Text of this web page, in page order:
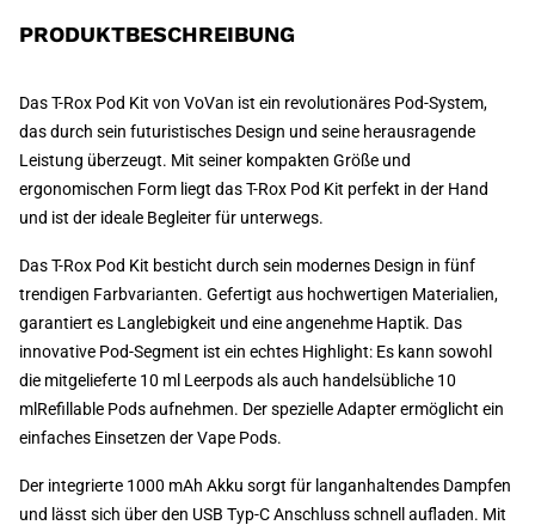
PRODUKTBESCHREIBUNG
Das T-Rox Pod Kit von VoVan ist ein revolutionäres Pod-System,
das durch sein futuristisches Design und seine herausragende
Leistung überzeugt. Mit seiner kompakten Größe und
ergonomischen Form liegt das T-Rox Pod Kit perfekt in der Hand
und ist der ideale Begleiter für unterwegs.
Das T-Rox Pod Kit besticht durch sein modernes Design in fünf
trendigen Farbvarianten. Gefertigt aus hochwertigen Materialien,
garantiert es Langlebigkeit und eine angenehme Haptik. Das
innovative Pod-Segment ist ein echtes Highlight: Es kann sowohl
die mitgelieferte 10 ml Leerpods als auch handelsübliche 10
mlRefillable Pods aufnehmen. Der spezielle Adapter ermöglicht ein
einfaches Einsetzen der Vape Pods.
Der integrierte 1000 mAh Akku sorgt für langanhaltendes Dampfen
und lässt sich über den USB Typ-C Anschluss schnell aufladen. Mit